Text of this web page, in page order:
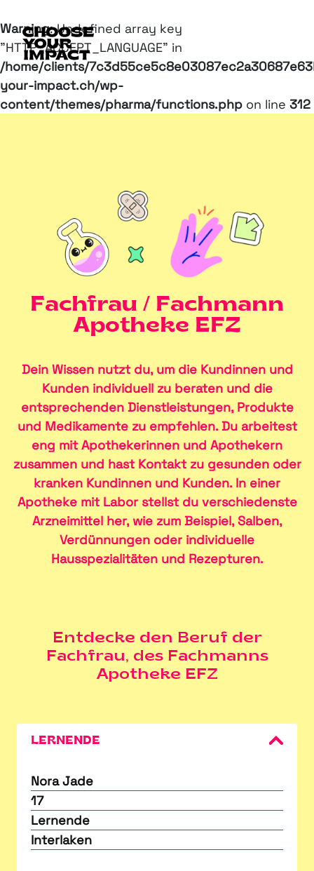
Warning: Undefined array key
"HTTP_ACCEPT_LANGUAGE" in
/home/clients/
your-impact.ch/wp-
content/themes/pharma/functions.php on line 312
Fachfrau / Fachmann
Apotheke EFZ
Dein Wissen nutzt du, um die Kundinnen und
Kunden individuell zu beraten und die
entsprechenden Dienstleistungen, Produkte
und Medikamente zu empfehlen. Du arbeitest
eng mit Apothekerinnen und Apothekern
zusammen und hast Kontakt zu gesunden oder
kranken Kundinnen und Kunden. In einer
Apotheke mit Labor stellst du verschiedenste
Arzneimittel her, wie zum Beispiel, Salben,
Verdünnungen oder individuelle
Hausspezialitäten und Rezepturen.
Entdecke den Beruf der
Fachfrau, des Fachmanns
Apotheke EFZ
LERNENDE
Nora Jade
17
Lernende
Interlaken